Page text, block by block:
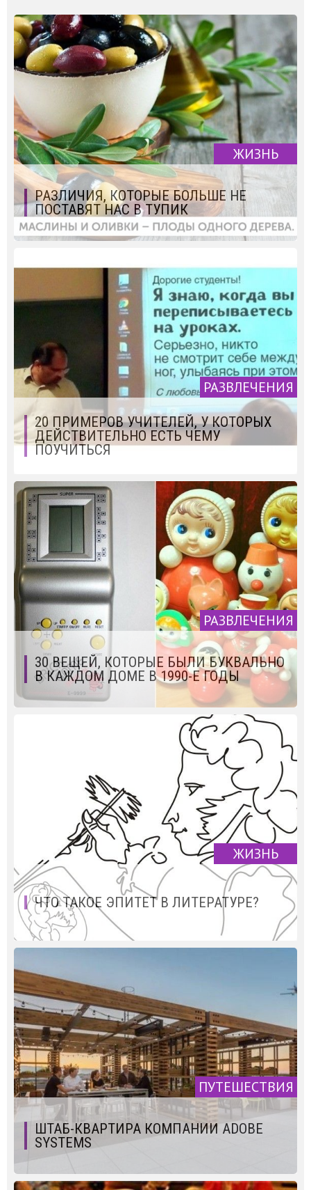
ЖИЗНЬ
РАЗЛИЧИЯ, КОТОРЫЕ БОЛЬШЕ НЕ
ПОСТАВЯТ НАС В ТУПИК
РАЗВЛЕЧЕНИЯ
20 ПРИМЕРОВ УЧИТЕЛЕЙ, У КОТОРЫХ
ДЕЙСТВИТЕЛЬНО ЕСТЬ ЧЕМУ
ПОУЧИТЬСЯ
РАЗВЛЕЧЕНИЯ
30 ВЕЩЕЙ, КОТОРЫЕ БЫЛИ БУКВАЛЬНО
В КАЖДОМ ДОМЕ В 1990-Е ГОДЫ
ЖИЗНЬ
ЧТО ТАКОЕ ЭПИТЕТ В ЛИТЕРАТУРЕ?
ПУТЕШЕСТВИЯ
ШТАБ-КВАРТИРА КОМПАНИИ ADOBE
SYSTEMS